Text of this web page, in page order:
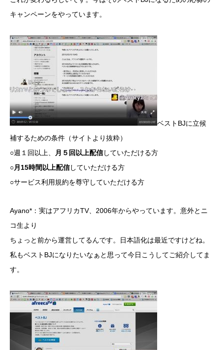
キャンペーンをやっています。
ベストBJに立候
補するための条件（サイトより抜粋）
○週１回以上、
月５回以上配信していただける方
○月15時間以上配信していただける方
○サービス利用規約を尊守していただける方
Ayano*：実はアフリカTV、2006年からやっています。意外とニ
コ生より
ちょっと前から運営してるんです。日本語化は最近ですけどね。
私もベストBJになりたいなぁと思って今日こうしてご紹介してま
す。